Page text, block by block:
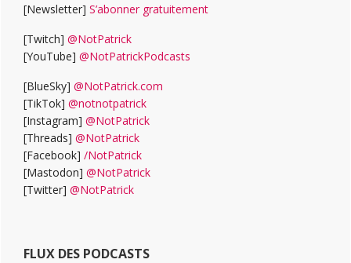
[Newsletter] S’abonner gratuitement
[Twitch] @NotPatrick
[YouTube] @NotPatrickPodcasts
[BlueSky] @NotPatrick.com
[TikTok] @notnotpatrick
[Instagram] @NotPatrick
[Threads] @NotPatrick
[Facebook] /NotPatrick
[Mastodon] @NotPatrick
[Twitter] @NotPatrick
FLUX DES PODCASTS